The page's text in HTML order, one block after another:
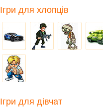
Ігри для хлопців
Ігри для дівчат